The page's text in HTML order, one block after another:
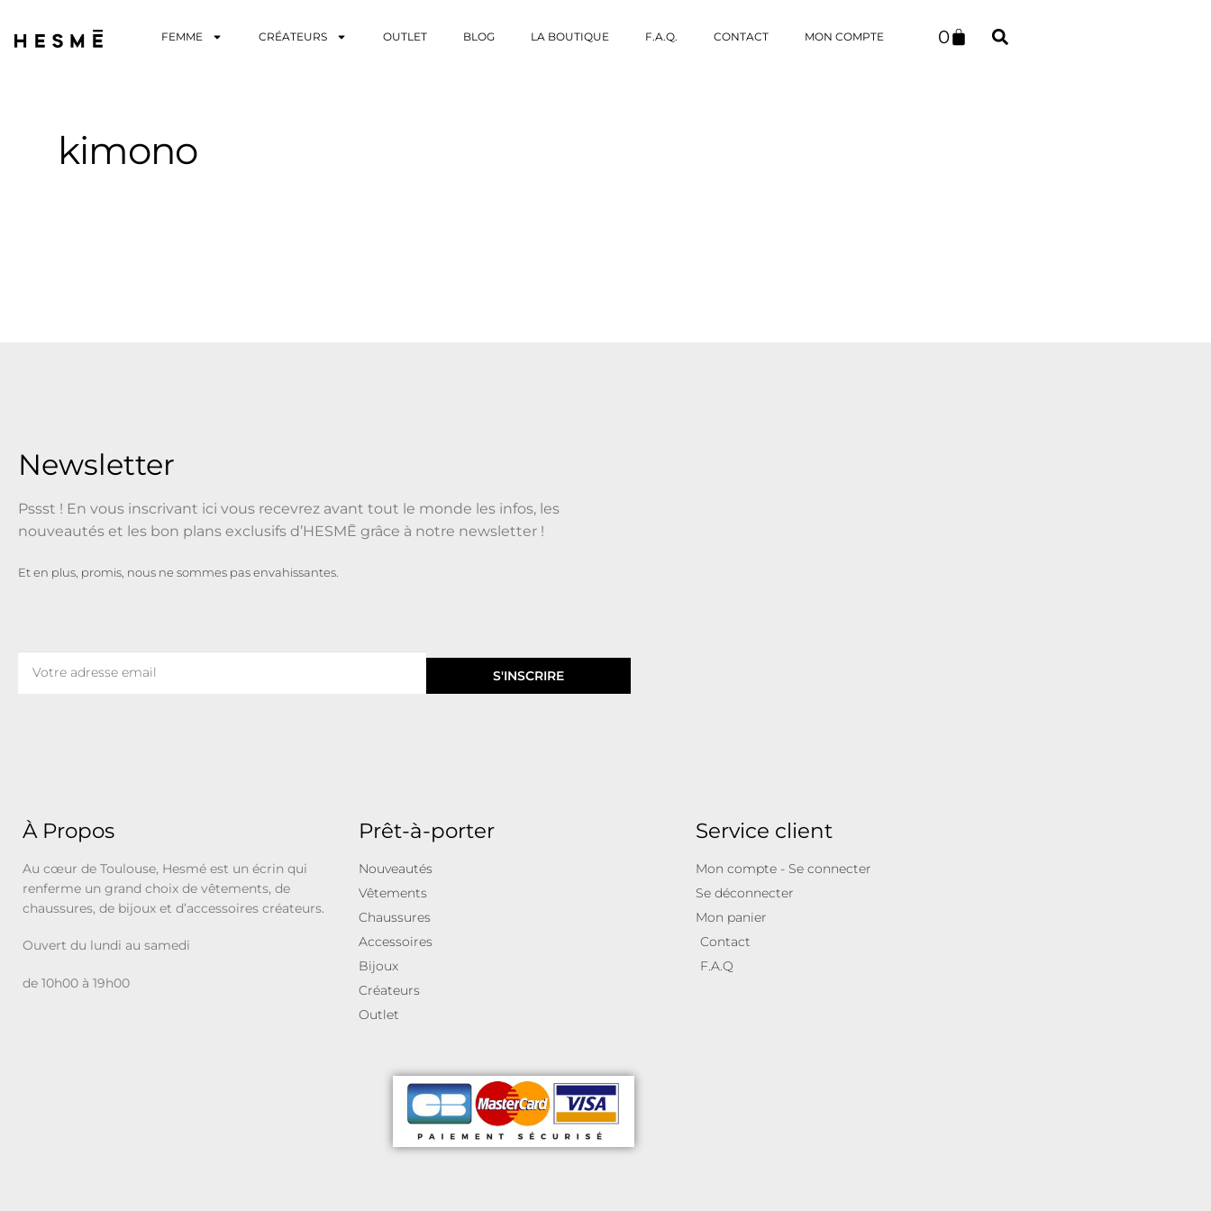
FEMME CRÉATEURS OUTLET BLOG LA BOUTIQUE F.A.Q. CONTACT MON COMPTE 0
kimono
Newsletter
Pssst ! En vous inscrivant ici vous recevrez avant tout le monde les infos, les
nouveautés et les bon plans exclusifs d’HESMĒ grâce à notre newsletter !
Et en plus, promis, nous ne sommes pas envahissantes.
S'INSCRIRE
À Propos
Au cœur de Toulouse, Hesmé est un écrin qui
renferme un grand choix de vêtements, de
chaussures, de bijoux et d’accessoires créateurs.
Ouvert du lundi au samedi
de 10h00 à 19h00
Prêt-à-porter
Nouveautés
Vêtements
Chaussures
Accessoires
Bijoux
Créateurs
Outlet
Service client
Mon compte - Se connecter
Se déconnecter
Mon panier
Contact
F.A.Q